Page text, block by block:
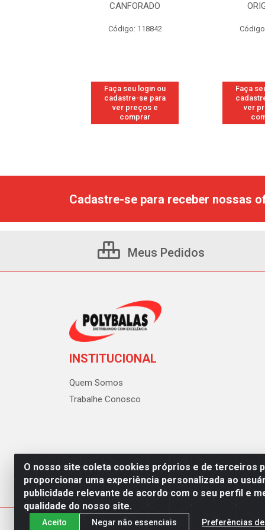
CANFORADO
Código: 118842
Faça seu login ou
cadastre-se para
ver preços e
comprar
Faça
ver
O nosso site coleta cookies próprios e de terceiros
proporcionar uma experiência personalizada ao
publicidade relevante de acordo com o seu perfil e
qualidade do nosso site.
Aceito Negar não essenciais Preferências
Cadastre-se para receber nossas
Meus Pedidos
INSTITUCIONAL
Quem Somos
Trabalhe Conosco
Polybalas - Rua João Miguel